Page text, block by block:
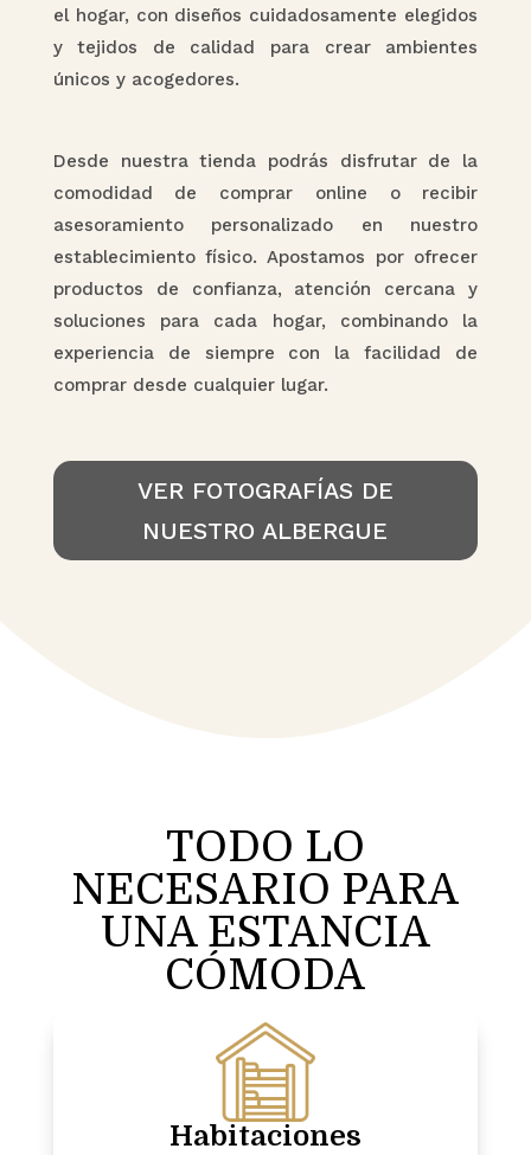
el hogar, con diseños cuidadosamente elegidos
y tejidos de calidad para crear ambientes
únicos y acogedores.
Desde nuestra tienda podrás disfrutar de la
comodidad de comprar online o recibir
asesoramiento personalizado en nuestro
establecimiento físico. Apostamos por ofrecer
productos de confianza, atención cercana y
soluciones para cada hogar, combinando la
experiencia de siempre con la facilidad de
comprar desde cualquier lugar.
VER FOTOGRAFÍAS DE
NUESTRO ALBERGUE
TODO LO
NECESARIO PARA
UNA ESTANCIA
CÓMODA
Habitaciones